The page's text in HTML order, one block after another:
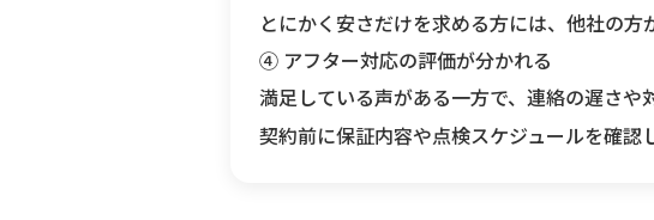
とにかく安さだけを求める方には、他社の方
④ アフター対応の評価が分かれる
満足している声がある一方で、連絡の遅さや
契約前に保証内容や点検スケジュールを確認